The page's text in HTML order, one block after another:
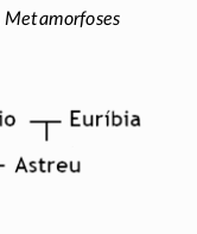
Metamorfoses